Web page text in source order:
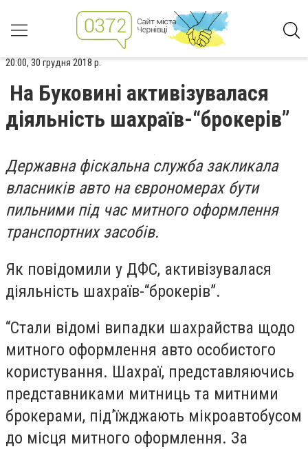
20:00, 30 грудня 2018 р.
На Буковині активізувалася
діяльність шахраїв-“брокерів”
Державна фіскальна служба закликала
власників авто на єврономерах бути
пильними під час митного оформлення
транспортних засобів.
Як повідомили у ДФС, активізувалася
діяльність шахраїв-“брокерів”.
“Стали відомі випадки шахрайства щодо
митного оформлення авто особистого
користування. Шахраї, представляючись
представниками митниць та митними
брокерами, під’їжджають мікроавтобусом
до місця митного оформлення. За